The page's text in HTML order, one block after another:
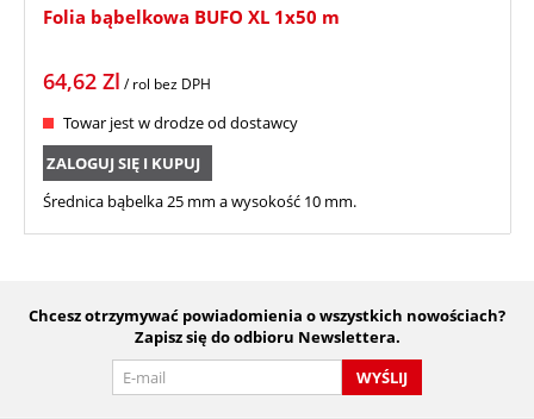
Folia bąbelkowa BUFO XL 1x50 m
64,62 Zl / rol bez DPH
Towar jest w drodze od dostawcy
ZALOGUJ SIĘ I KUPUJ
Średnica bąbelka 25 mm a wysokość 10 mm.
Chcesz otrzymywać powiadomienia o wszystkich nowościach?
Zapisz się do odbioru Newslettera.
WYŚLIJ